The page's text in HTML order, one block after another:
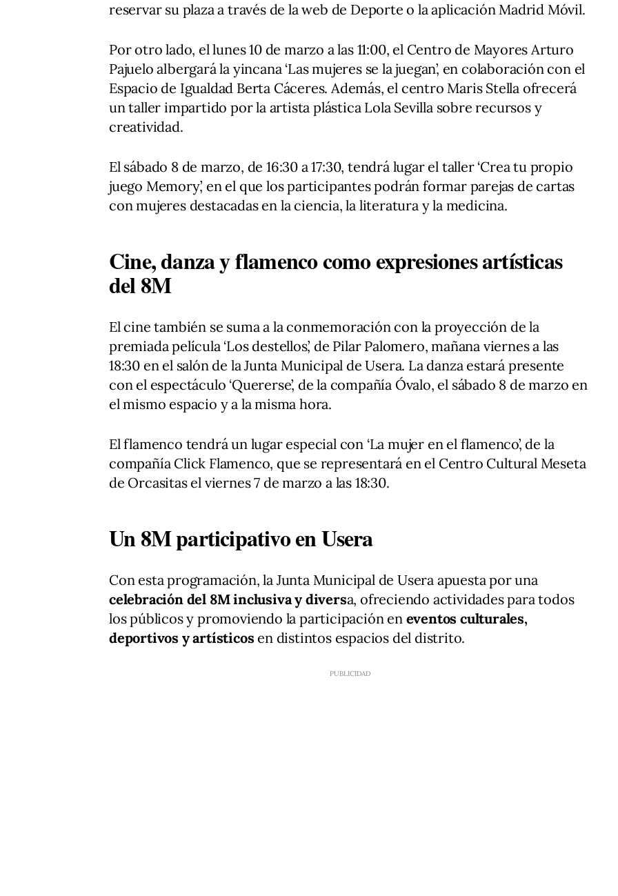
reservar su plaza a través de la web de Deporte o la aplicación Madrid Móvil.
Por otro lado, el lunes 10 de marzo a las 11:00, el Centro de Mayores Arturo
Pajuelo albergará la yincana ‘Las mujeres se la juegan’, en colaboración con el
Espacio de Igualdad Berta Cáceres. Además, el centro Maris Stella ofrecerá
un taller impartido por la artista plástica Lola Sevilla sobre recursos y
creatividad.
El sábado 8 de marzo, de 16:30 a 17:30, tendrá lugar el taller ‘Crea tu propio
juego Memory’, en el que los participantes podrán formar parejas de cartas
con mujeres destacadas en la ciencia, la literatura y la medicina.
Cine, danza y flamenco como expresiones artísticas
del 8M
El cine también se suma a la conmemoración con la proyección de la
premiada película ‘Los destellos’, de Pilar Palomero, mañana viernes a las
18:30 en el salón de la Junta Municipal de Usera. La danza estará presente
con el espectáculo ‘Quererse’, de la compañía Óvalo, el sábado 8 de marzo en
el mismo espacio y a la misma hora.
El flamenco tendrá un lugar especial con ‘La mujer en el flamenco’, de la
compañía Click Flamenco, que se representará en el Centro Cultural Meseta
de Orcasitas el viernes 7 de marzo a las 18:30.
Un 8M participativo en Usera
Con esta programación, la Junta Municipal de Usera apuesta por una
celebración del 8M inclusiva y diversa, ofreciendo actividades para todos
los públicos y promoviendo la participación eneventos culturales,
deportivos y artísticos en distintos espacios del distrito.